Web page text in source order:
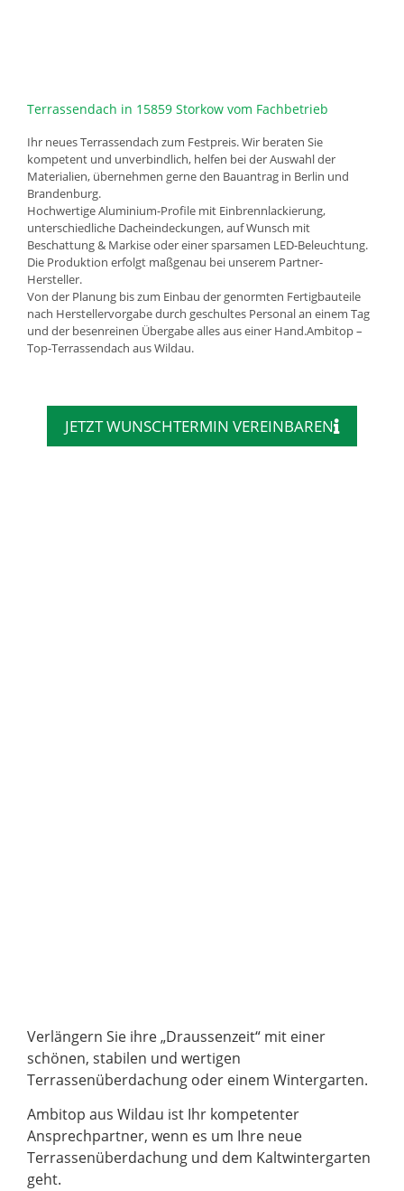
Terrassendach in 15859 Storkow vom Fachbetrieb
Ihr neues Terrassendach zum Festpreis. Wir beraten Sie
kompetent und unverbindlich, helfen bei der Auswahl der
Materialien, übernehmen gerne den Bauantrag in Berlin und
Brandenburg.
Hochwertige Aluminium-Profile mit Einbrennlackierung,
unterschiedliche Dacheindeckungen, auf Wunsch mit
Beschattung & Markise oder einer sparsamen LED-Beleuchtung.
Die Produktion erfolgt maßgenau bei unserem Partner-
Hersteller.
Von der Planung bis zum Einbau der genormten Fertigbauteile
nach Herstellervorgabe durch geschultes Personal an einem Tag
und der besenreinen Übergabe alles aus einer Hand.Ambitop –
Top-Terrassendach aus Wildau.
JETZT WUNSCHTERMIN VEREINBAREN
Verlängern Sie ihre „Draussenzeit“ mit einer
schönen, stabilen und wertigen
Terrassenüberdachung oder einem Wintergarten.
Ambitop aus Wildau ist Ihr kompetenter
Ansprechpartner, wenn es um Ihre neue
Terrassenüberdachung und dem Kaltwintergarten
geht.